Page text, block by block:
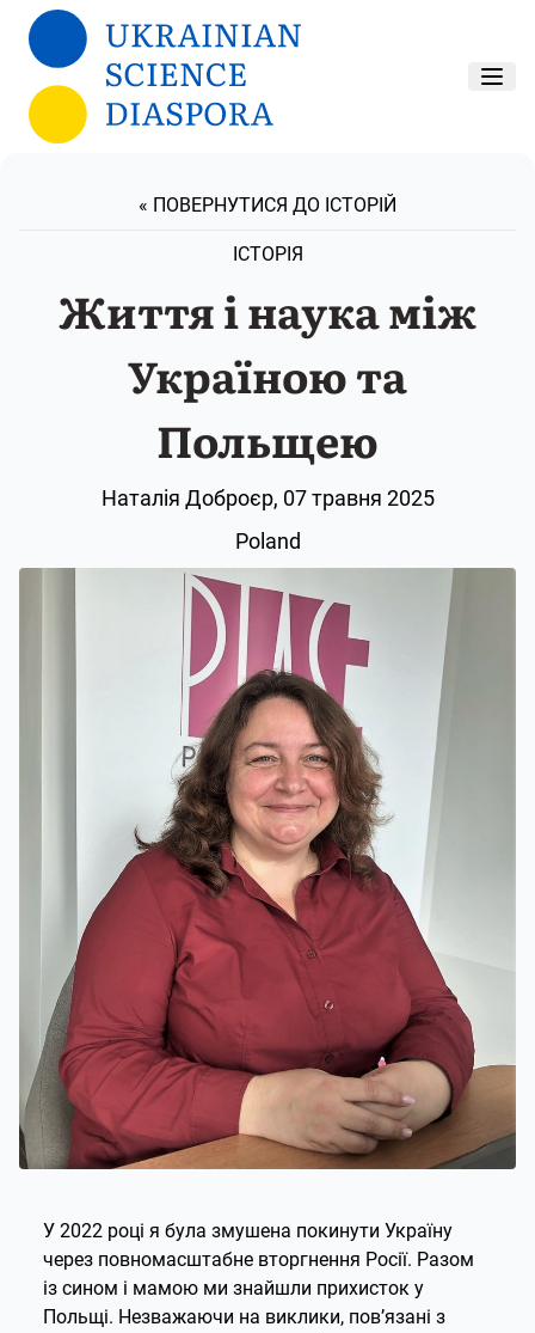
Перейти до основного вмісту
« ПОВЕРНУТИСЯ ДО ІСТОРІЙ
ІСТОРІЯ
Життя і наука між
Україною та
Польщею
Наталія Доброєр, 07 травня 2025
Poland
У 2022 році я була змушена покинути Україну
через повномасштабне вторгнення Росії. Разом
із сином і мамою ми знайшли прихисток у
Польщі. Незважаючи на виклики, пов’язані з